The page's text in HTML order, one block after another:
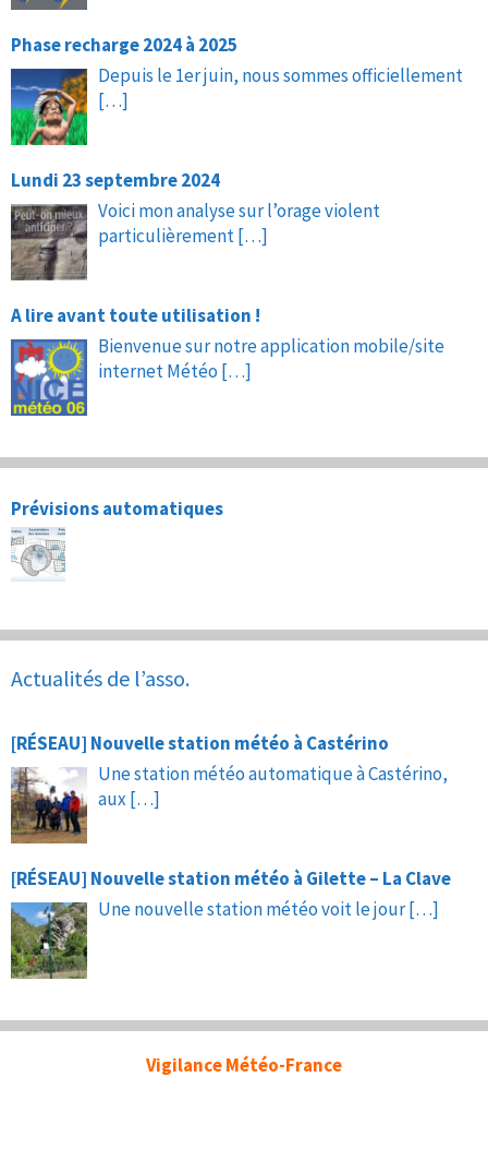
Phase recharge 2024 à 2025
Depuis le 1er juin, nous sommes officiellement
[…]
Lundi 23 septembre 2024
Voici mon analyse sur l’orage violent
particulièrement[…]
A lire avant toute utilisation !
Bienvenue sur notre application mobile/site
internet Météo […]
Prévisions automatiques
Actualités de l’asso.
[RÉSEAU] Nouvelle station météo à Castérino
Une station météo automatique à Castérino,
aux […]
[RÉSEAU] Nouvelle station météo à Gilette – La Clave
Une nouvelle station météo voit le jour[…]
Vigilance Météo-France